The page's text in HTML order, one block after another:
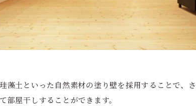
藻土といった自然素材の塗り壁を採用することで、
部屋干しすることができます。